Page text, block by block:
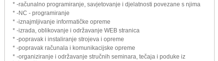
* -računalno programiranje, savjetovanje i djelatnosti povezane s njima
* -NC - programiranje
* -iznajmljivanje informatičke opreme
* -izrada, oblikovanje i održavanje WEB stranica
* -popravak i instaliranje strojeva i opreme
* -popravak računala i komunikacijske opreme
* -organiziranje i održavanje stručnih seminara, tečaja i poduke iz